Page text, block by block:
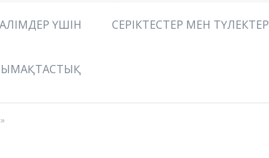
ҮШІН СЕРІКТЕСТЕР МЕН ТҮЛЕКТЕР